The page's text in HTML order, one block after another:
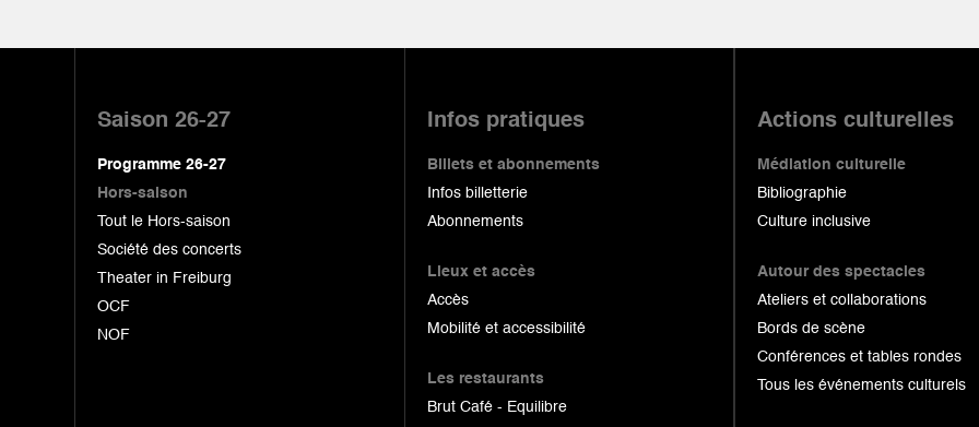
Saison 26-27
Programme 26-27
Hors-saison
Tout le Hors-saison
Société des concerts
Theater in Freiburg
OCF
NOF
Infos pratiques
Billets et abonnements
Infos billetterie
Abonnements
Lieux et accès
Accès
Mobilité et accessibilité
Les restaurants
Brut Café - Equilibre
Actions culturelles
Médiation culturelle
Bibliographie
Culture inclusive
Autour des spectacles
Ateliers et collaborations
Bords de scène
Conférences et tables rondes
Tous les événements culturels